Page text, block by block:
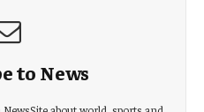
to News